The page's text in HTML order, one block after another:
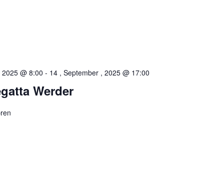
Werder
@ 8:00 - 14 , September , 2025 @ 17:00